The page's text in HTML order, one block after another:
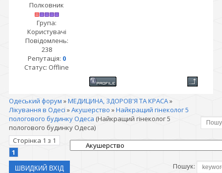
Полковник
Група:
Користувачі
Повідомлень:
238
Репутація: 0
Статус: Offline
Одеський форум »МЕДИЦИНА, ЗДОРОВ'Я ТА КРАСА»
Лікування в Одесі »Акушерство »Найкращий гінеколог 5
пологового будинку Одеса (Найкращий гінеколог 5
пологового будинку Одеса)
Сторінка 1 з 1
1
Пошук: